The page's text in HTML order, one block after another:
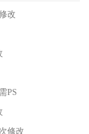
改
PS
修改